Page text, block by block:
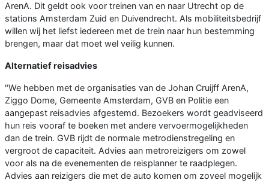
ArenA. Dit geldt ook voor treinen van en naar Utrecht op de
stations Amsterdam Zuid en Duivendrecht. Als mobiliteitsbedrijf
willen wij het liefst iedereen met de trein naar hun bestemming
brengen, maar dat moet wel veilig kunnen.
Alternatief reisadvies
"We hebben met de organisaties van de Johan Cruijff ArenA,
Ziggo Dome, Gemeente Amsterdam, GVB en Politie een
aangepast reisadvies afgestemd. Bezoekers wordt geadviseerd
hun reis vooraf te boeken met andere vervoermogelijkheden
dan de trein. GVB rijdt de normale metrodienstregeling en
vergroot de capaciteit. Advies aan metroreizigers om zowel
voor als na de evenementen de reisplanner te raadplegen.
Advies aan reizigers die met de auto komen om zoveel mogelijk